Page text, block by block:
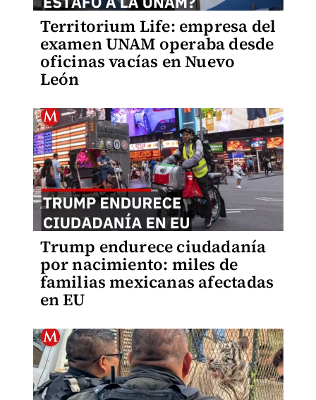
Territorium Life: empresa del
examen UNAM operaba desde
oficinas vacías en Nuevo
León
Trump endurece ciudadanía
por nacimiento: miles de
familias mexicanas afectadas
en EU